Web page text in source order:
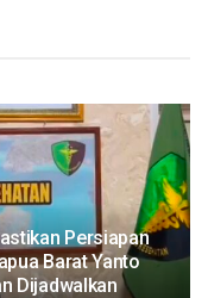
Persiapan
Barat Yanto
Dijadwalkan